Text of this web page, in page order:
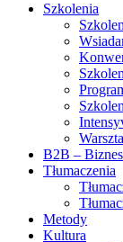
Szkolenia
B2B – Biznes
Tłumaczenia
Metody
Kultura